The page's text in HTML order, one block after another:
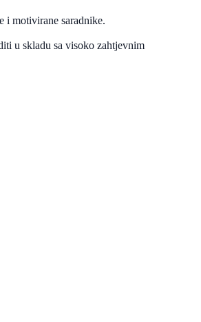
i motivirane saradnike.
u skladu sa visoko zahtjevnim